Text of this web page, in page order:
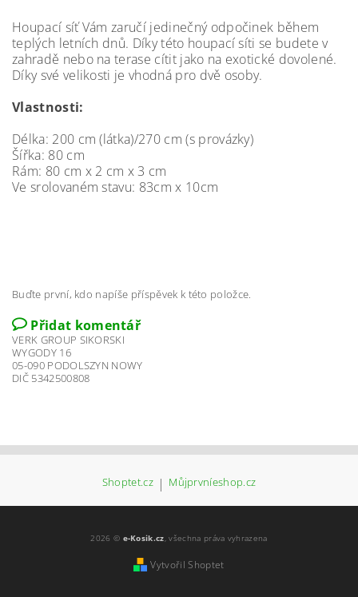
Houpací síť Vám zaručí jedinečný odpočinek během
teplých letních dnů. Díky této houpací síti se budete v
zahradě nebo na terase cítit jako na exotické dovolené.
Díky své velikosti je vhodná pro dvě osoby.
Vlastnosti:
Délka: 200 cm (látka)/270 cm (s provázky)
Šířka: 80 cm
Rám: 80 cm x 2 cm x 3 cm
Ve srolovaném stavu: 83cm x 10cm
Buďte první, kdo napíše příspěvek k této položce.
Přidat komentář
VERK GROUP SIKORSKI
WYGODY 16
05-090 PODOLSZYN NOWY
DIČ 5342500808
Shoptet.cz | Můjprvníeshop.cz
2026 © e-Kosik.cz, všechna práva vyhrazena
Vytvořil Shoptet